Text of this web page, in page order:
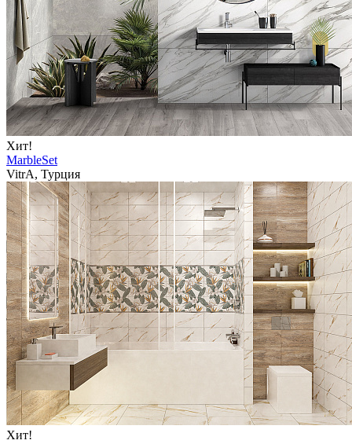
Хит!
MarbleSet
VitrA, Турция
Хит!